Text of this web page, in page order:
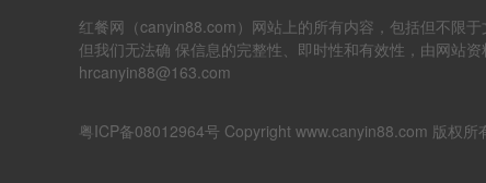
红餐网（canyin88.com）网站上的所有内容，包括但不限
但我们无法确 保信息的完整性、即时性和有效性，由网站
hrcanyin88@163.com
粤ICP备08012964号 Copyright www.canyin88.com 版权所